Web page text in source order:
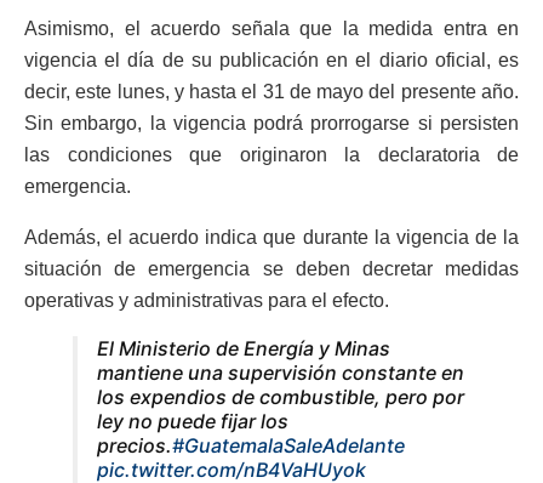
Asimismo, el acuerdo señala que la medida entra en
vigencia el día de su publicación en el diario oficial, es
decir, este lunes, y hasta el 31 de mayo del presente año.
Sin embargo, la vigencia podrá prorrogarse si persisten
las condiciones que originaron la declaratoria de
emergencia.
Además, el acuerdo indica que durante la vigencia de la
situación de emergencia se deben decretar medidas
operativas y administrativas para el efecto.
El Ministerio de Energía y Minas
mantiene una supervisión constante en
los expendios de combustible, pero por
ley no puede fijar los
precios.#GuatemalaSaleAdelante
pic.twitter.com/nB4VaHUyok